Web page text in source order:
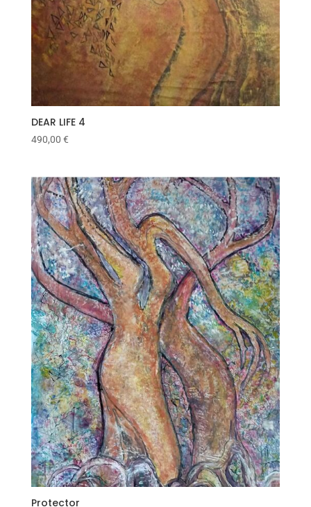
DEAR LIFE 4
490,00 €
Protector